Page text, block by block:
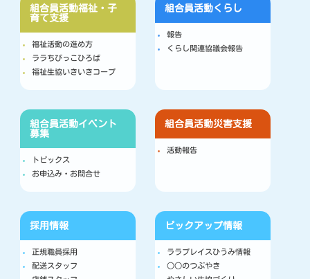
組合員活動福祉・子
育て支援
福祉活動の進め方
ララちびっこひろば
福祉生協いきいきコープ
組合員活動くらし
報告
くらし関連協議会報告
組合員活動イベント
募集
トピックス
お申込み・お問合せ
組合員活動災害支援
活動報告
採用情報
正規職員採用
配送スタッフ
ピックアップ情報
ララプレイスひうみ情報
○○のつぶやき